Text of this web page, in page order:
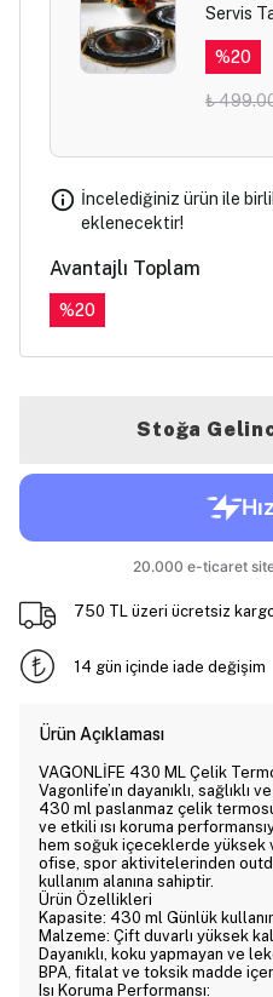
Servis
%20
₺
İncelediğiniz ürün ile
eklenecektir!
Avantajlı Toplam
%20
Stoğa
750 TL üzeri ücretsiz
14 gün içinde iade değişim
Ürün Açıklaması
VAGONLİFE 430 ML Çelik
Vagonlife’ın dayanıklı, sağlıklı
430 ml paslanmaz çelik
ve etkili ısı koruma
hem soğuk içeceklerde yüksek
ofise, spor aktivitelerinden
kullanım alanına sahiptir.
Ürün Özellikleri
Kapasite: 430 ml Günlük
Malzeme: Çift duvarlı yüksek
Dayanıklı, koku yapmayan ve
BPA, fitalat ve toksik madde
Isı Koruma Performansı: